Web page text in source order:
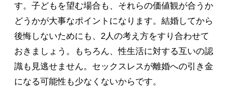
す。子どもを望む場合も、それらの価値観が合うか
どうかが大事なポイントになります。結婚してから
後悔しないためにも、2人の考え方をすり合わせて
おきましょう。もちろん、性生活に対する互いの認
識も見逃せません。セックスレスが離婚への引き金
になる可能性も少なくないからです。